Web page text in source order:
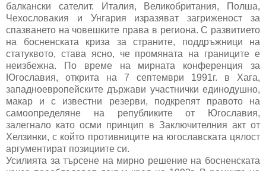
балкански сателит. Италия, Великобритания, Полша,
Чехословакия и Унгария изразяват загриженост за
спазването на човешките права в региона. С развитието
на босненската криза за страните, поддръжници на
статуквото, става ясно, че промяната на границите е
неизбежна. По време на мирната конференция за
Югославия, открита на 7 септември 1991г. в Хага,
западноевропейските държави участнички единодушно,
макар и с известни резерви, подкрепят правото на
самоопределяне на републиките от Югославия,
залегнало като осми принцип в Заключителния акт от
Хелзинки, с който противниците на югославската цялост
аргументират позициите си.
Усилията за търсене на мирно решение на босненската